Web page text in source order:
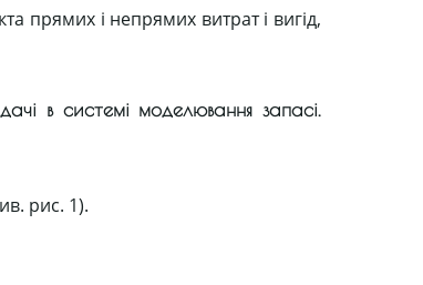
прямих і непрямих витрат і вигід,
в системі моделювання запасі.
рис. 1).